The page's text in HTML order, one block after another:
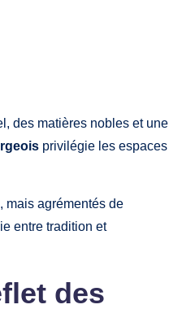
des matières nobles et une
privilégie les espaces
mais agrémentés de
entre tradition et
des